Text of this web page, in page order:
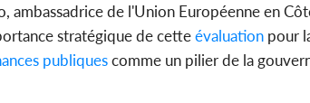
ambassadrice de l'Union Européenne en
stratégique de cetteévaluation pour
publiquescomme un pilier de la